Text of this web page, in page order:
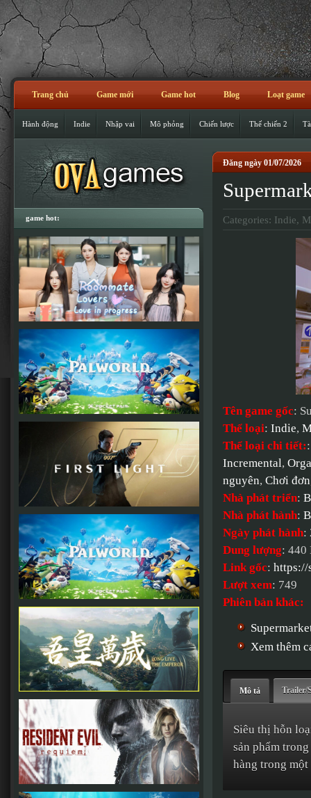
Trang chủ Game mới Game hot Blog Loạt game
Hành động Indie Nhập vai Mô phỏng Chiến lược Thế chiến 2
Đăng ngày 01/07/2026
Categories: Indie,
Tên game gốc:
Thể loại: Indie,
Thể loại chi tiết:
Incremental,
nguyên, Chơi đơn
Nhà phát triển:
Nhà phát hành:
Ngày phát hành:
Dung lượng: 440
Link gốc: https://
Lượt xem: 749
Phiên bản khác:
Xem thêm
Mô tả Trailer/
Siêu thị hỗn
sản phẩm
hàng trong
game hot: